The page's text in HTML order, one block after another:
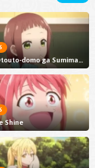
Uchi no Otouto-domo ga Sumimasen
Shine